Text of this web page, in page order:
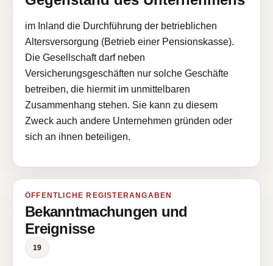
im Inland die Durchführung der betrieblichen
Altersversorgung (Betrieb einer Pensionskasse).
Die Gesellschaft darf neben
Versicherungsgeschäften nur solche Geschäfte
betreiben, die hiermit im unmittelbaren
Zusammenhang stehen. Sie kann zu diesem
Zweck auch andere Unternehmen gründen oder
sich an ihnen beteiligen.
ÖFFENTLICHE REGISTERANGABEN
Bekanntmachungen und
Ereignisse
19